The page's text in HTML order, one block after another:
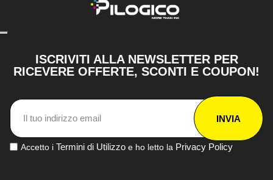
ISCRIVITI ALLA NEWSLETTER PER
RICEVERE OFFERTE, SCONTI E COUPON!
INVIA
Accetto i Termini di Utilizzo e ho letto la Privacy Policy